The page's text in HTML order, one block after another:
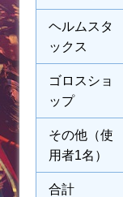
ヘルムスタ
ックス
ゴロスショ
ップ
その他（使
用者1名）
合計